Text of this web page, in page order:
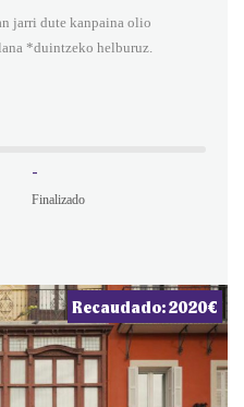
jarri dute kanpaina olio
*duintzeko helburuz.
-
Finalizado
Recaudado: 2020€